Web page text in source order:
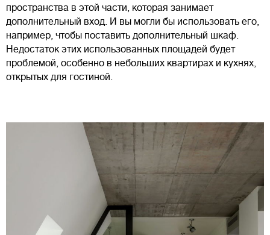
пространства в этой части, которая занимает
дополнительный вход. И вы могли бы использовать его,
например, чтобы поставить дополнительный шкаф.
Недостаток этих использованных площадей будет
проблемой, особенно в небольших квартирах и кухнях,
открытых для гостиной.